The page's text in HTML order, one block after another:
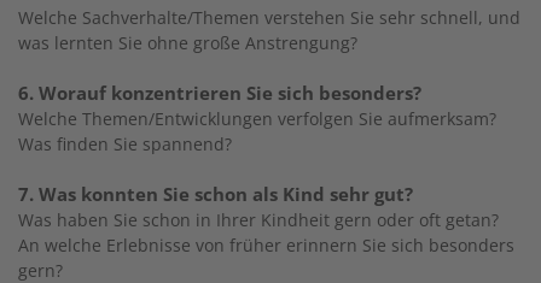
Welche Sachverhalte/Themen verstehen Sie sehr schnell, und
was lernten Sie ohne große Anstrengung?
6. Worauf konzentrieren Sie sich besonders?
Welche Themen/Entwicklungen verfolgen Sie aufmerksam?
Was finden Sie spannend?
7. Was konnten Sie schon als Kind sehr gut?
Was haben Sie schon in Ihrer Kindheit gern oder oft getan?
An welche Erlebnisse von früher erinnern Sie sich besonders
gern?